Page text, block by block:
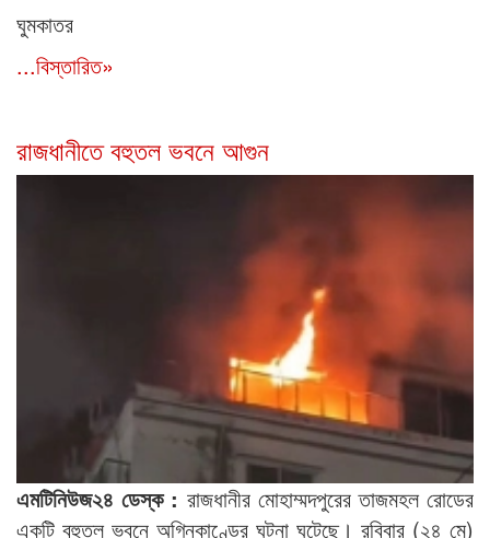
ঘুমকাতর
...বিস্তারিত»
রাজধানীতে বহুতল ভবনে আগুন
এমটিনিউজ২৪ ডেস্ক : রাজধানীর মোহাম্মদপুরের তাজমহল রোডের
একটি বহুতল ভবনে অগ্নিকাণ্ডের ঘটনা ঘটেছে। রবিবার (২৪ মে)